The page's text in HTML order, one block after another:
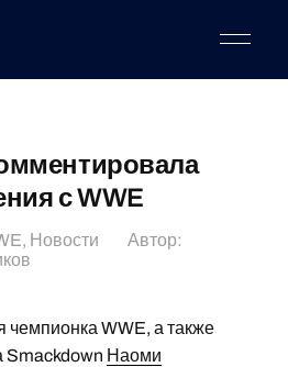
с WWE
, Новости
Автор:
WWE, а также
Наоми